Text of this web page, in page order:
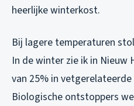
heerlijke winterkost.
Bij lagere temperaturen
In de winter zie ik in Nieuw
van 25% in
Biologische ontstoppers